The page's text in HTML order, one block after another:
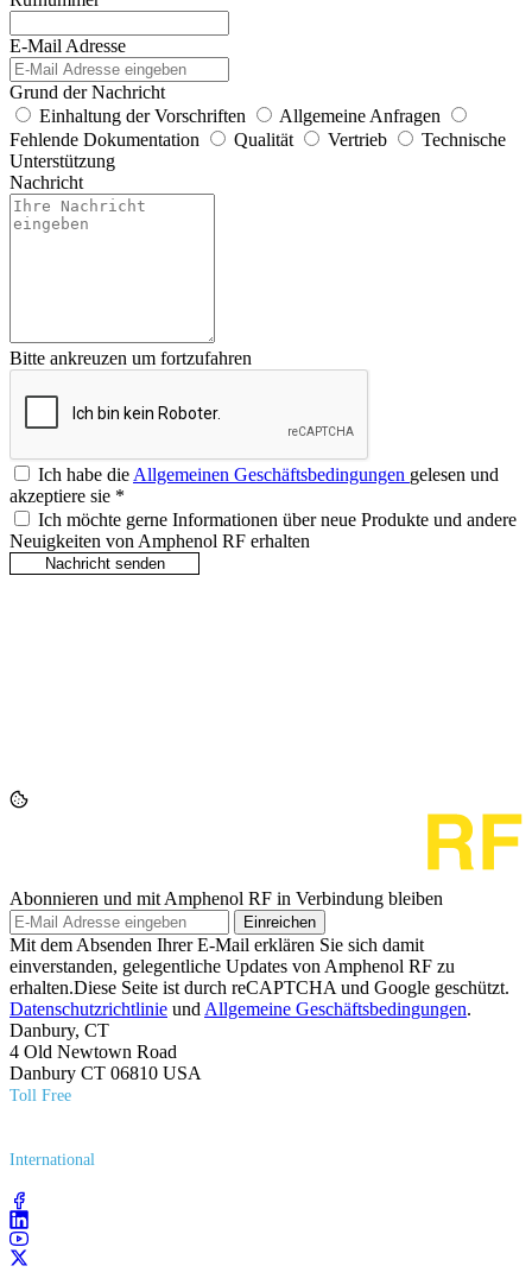
E-Mail Adresse
Grund der Nachricht
Einhaltung der Vorschriften
Allgemeine Anfragen
Fehlende Dokumentation
Qualität Vertrieb
Technische
Unterstützung
Nachricht
Bitte ankreuzen um fortzufahren
Ich habe die Allgemeinen Geschäftsbedingungen gelesen und
akzeptiere sie *
Ich möchte gerne Informationen über neue Produkte und andere
Neuigkeiten von Amphenol RF erhalten
Abonnieren und mit Amphenol RF in Verbindung bleiben
Einreichen
Mit dem Absenden Ihrer E-Mail erklären Sie sich damit
einverstanden, gelegentliche Updates von Amphenol RF zu
erhalten.Diese Seite ist durch reCAPTCHA und Google geschützt.
Datenschutzrichtlinie und Allgemeine Geschäftsbedingungen.
Danbury, CT
4 Old Newtown Road
Danbury CT 06810 USA
Toll Free
International